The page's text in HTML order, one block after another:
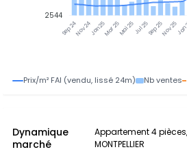
Sep 24Nov 24Jan 25Mar 25Mai 25Jul 25Sep 25Nov 25
2544
Prix/m² FAI (vendu, lissé 24m) Nb ventes
Dynamique
marché
Appartement 4 pièces,
MONTPELLIER